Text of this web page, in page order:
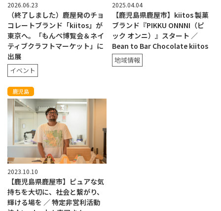
2026.06.23
（終了しました）鹿屋発のチョ
コレートブランド「kiitos」が
東京へ。「もんぺ博覧会＆ネイ
ティブクラフトマーケット」に
出展
イベント
2025.04.04
【鹿児島県鹿屋市】kiitos 製菓
ブランド『PIKKU ONNNI（ピ
ック オンニ）』スタート ／
Bean to Bar Chocolate kiitos
地域情報
鹿児島
2023.10.10
【鹿児島県鹿屋市】ピュアな気
持ちを大切に、社会と繋がり、
輝ける場を ／ 特定非営利活動